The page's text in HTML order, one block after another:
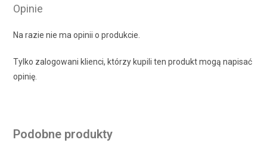
Opinie
Na razie nie ma opinii o produkcie.
Tylko zalogowani klienci, którzy kupili ten produkt mogą napisać
opinię.
Podobne produkty